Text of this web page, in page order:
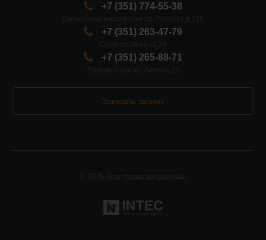
+7 (351) 774-55-38
+7 (351) 263-47-79
+7 (351) 265-88-71
Заказать звонок
© 2026 Все права защищены.